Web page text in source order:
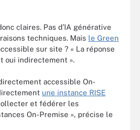
claires. Pas d’IA générative
techniques. Mais le Green
sur site ? « La réponse
oui indirectement ».
accessible On-
une instance RISE
et fédérer les
On-Premise », précise le